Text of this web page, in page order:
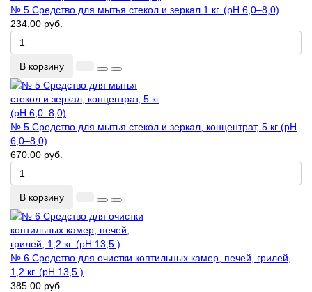
№ 5 Средство для мытья стекол и зеркал 1 кг. (pH 6,0–8,0)
234.00 руб.
В корзину
№ 5 Средство для мытья стекол и зеркал, концентрат, 5 кг (pH
6,0–8,0)
670.00 руб.
В корзину
№ 6 Средство для очистки коптильных камер, печей, грилей,
1,2 кг. (pH 13,5 )
385.00 руб.